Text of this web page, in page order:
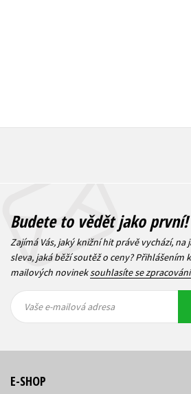
Budete to vědět jako první!
Zajímá Vás, jaký knižní hit právě vychází, na
sleva, jaká běží soutěž o ceny? Přihlášením
mailových novineksouhlasíte se
mailová
mailová
Vaše e-mailová adresa
E-SHOP